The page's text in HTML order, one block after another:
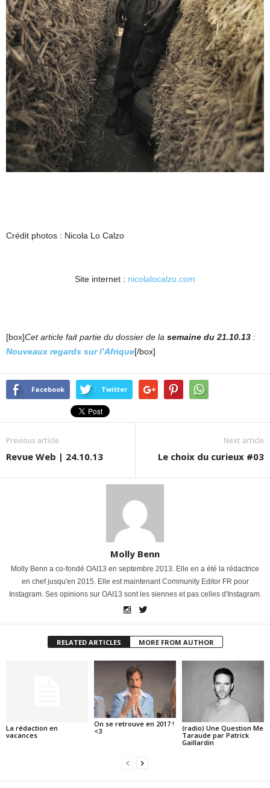
Crédit photos : Nicola Lo Calzo
Site internet : nicolalocalzo.com
[box]Cet article fait partie du dossier de la semaine du 21.10.13 :
Nouveaux regards sur l’Afrique[/box]
Facebook Twitter
Previous article
Revue Web | 24.10.13
Next article
Le choix du curieux #03
Molly Benn
Molly Benn a co-fondé OAI13 en septembre 2013. Elle en a été la rédactrice
en chef jusqu'en 2015. Elle est maintenant Community Editor FR pour
Instagram. Ses opinions sur OAI13 sont les siennes et pas celles d'Instagram.
RELATED ARTICLES MORE FROM AUTHOR
La rédaction en
vacances
On se retrouve en 2017 !
<3
(radio) Une Question Me
Taraude par Patrick
Gaillardin